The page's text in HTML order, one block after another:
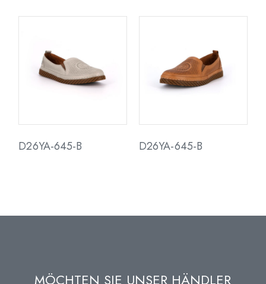
D26YA-645-B D26YA-645-B
MÖCHTEN SIE UNSER HÄNDLER